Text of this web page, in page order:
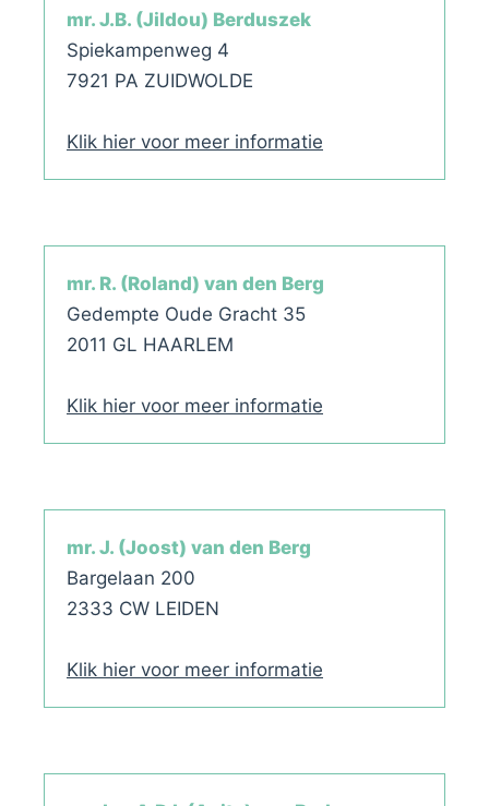
mr. J.B. (Jildou) Berduszek
Spiekampenweg 4
7921 PA ZUIDWOLDE
Klik hier voor meer informatie
mr. R. (Roland) van den Berg
Gedempte Oude Gracht 35
2011 GL HAARLEM
Klik hier voor meer informatie
mr. J. (Joost) van den Berg
Bargelaan 200
2333 CW LEIDEN
Klik hier voor meer informatie